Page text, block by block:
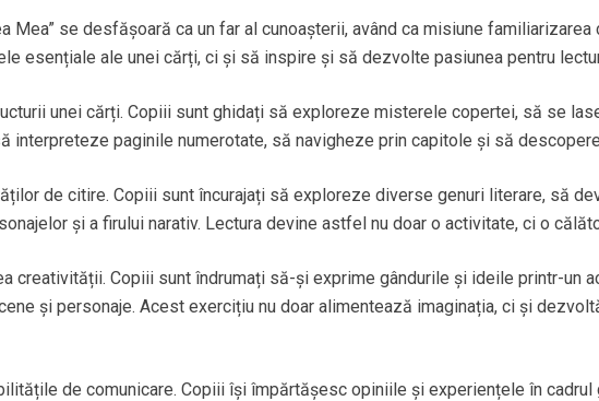
Mea” se desfășoară ca un far al cunoașterii, având ca misiune
esențiale ale unei cărți, ci și să inspire și să dezvolte pasiunea pentru
unei cărți. Copiii sunt ghidați să exploreze misterele copertei, să se
interpreteze paginile numerotate, să navigheze prin capitole și să
de citire. Copiii sunt încurajați să exploreze diverse genuri literare, să
și a firului narativ. Lectura devine astfel nu doar o activitate, ci o
creativității. Copiii sunt îndrumați să-și exprime gândurile și ideile printr-un
și personaje. Acest exercițiu nu doar alimentează imaginația, ci și
de comunicare. Copiii își împărtășesc opiniile și experiențele în